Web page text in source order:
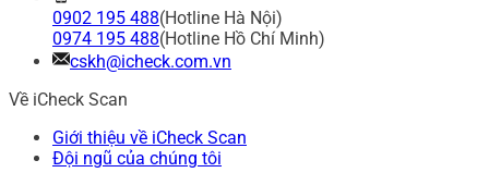
0902 195 488(Hotline Hà Nội)
0974 195 488(Hotline Hồ Chí Minh)
cskh@icheck.com.vn
Về iCheck Scan
Giới thiệu về iCheck Scan
Đội ngũ của chúng tôi